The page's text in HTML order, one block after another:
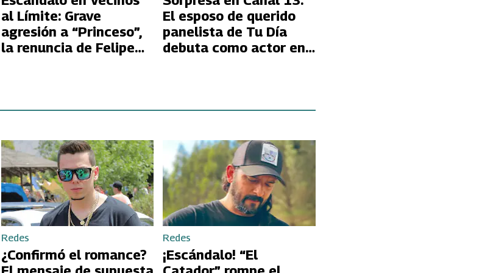
al Límite: Grave
agresión a “Princeso”,
la renuncia de Felipe
desatan el caos
El esposo de querido
panelista de Tu Día
debuta como actor en
Redes
¿Confirmó el romance?
Redes
¡Escándalo! “El